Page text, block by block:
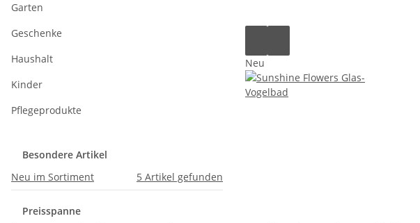
Neu
Garten
Geschenke
Haushalt
Kinder
Pflegeprodukte
Besondere Artikel
Neu im Sortiment
5 Artikel gefunden
Preisspanne